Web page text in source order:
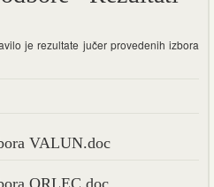
je rezultate jučer provedenih izbora
VALUN.doc
ORLEC.doc